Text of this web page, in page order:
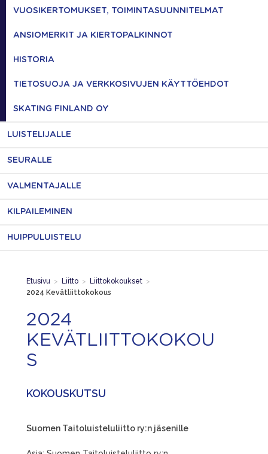
VUOSIKERTOMUKSET, TOIMINTASUUNNITELMAT
ANSIOMERKIT JA KIERTOPALKINNOT
HISTORIA
TIETOSUOJA JA VERKKOSIVUJEN KÄYTTÖEHDOT
SKATING FINLAND OY
LUISTELIJALLE
SEURALLE
VALMENTAJALLE
KILPAILEMINEN
HUIPPULUISTELU
Etusivu > Liitto > Liittokokoukset >
2024 Kevätliittokokous
2024
KEVÄTLIITTOKOKOU
S
KOKOUSKUTSU
Suomen Taitoluisteluliitto ry:n jäsenille